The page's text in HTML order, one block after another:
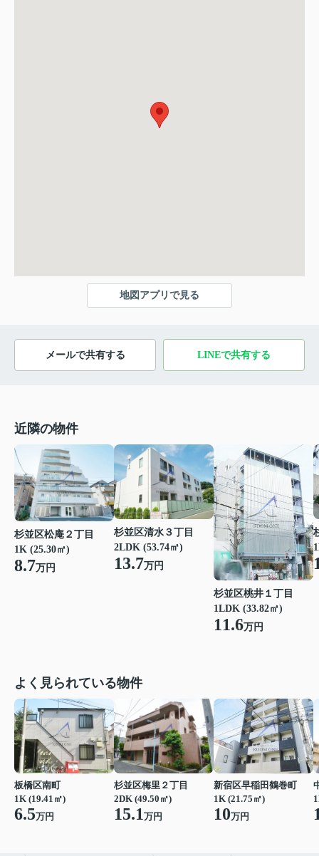
地図アプリで見る
メールで共有する LINEで共有する
近隣の物件
杉並区松庵２丁目
1K (25.30㎡)
8.7万円
杉並区清水３丁目
2LDK (53.74㎡)
13.7万円
杉並区桃井１丁目
1LDK (33.82㎡)
11.6万円
よく見られている物件
板橋区南町
1K (19.41㎡)
6.5万円
杉並区梅里２丁目
2DK (49.50㎡)
15.1万円
新宿区早稲田鶴巻町
1K (21.75㎡)
10万円